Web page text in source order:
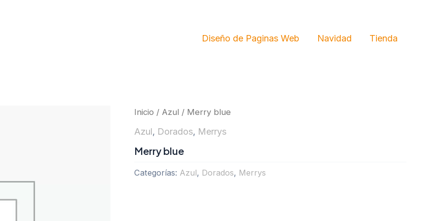
Diseño de Paginas Web Navidad Tienda
Inicio / Azul / Merry blue
Azul, Dorados, Merrys
Merry blue
Categorías: Azul, Dorados, Merrys